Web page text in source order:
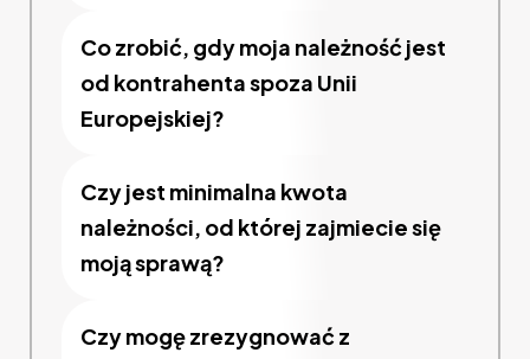
Co zrobić, gdy moja należność jest
od kontrahenta spoza Unii
Europejskiej?
Czy jest minimalna kwota
należności, od której zajmiecie się
moją sprawą?
Czy mogę zrezygnować z